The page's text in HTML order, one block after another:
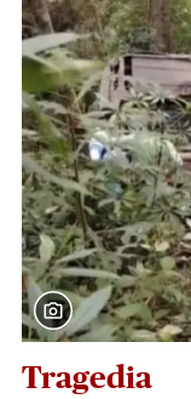
Tragedia